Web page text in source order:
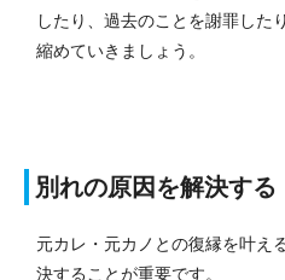
したり、過去のことを謝罪した
縮めていきましょう。
別れの原因を解決する
元カレ・元カノとの復縁を叶え
決することが重要です。